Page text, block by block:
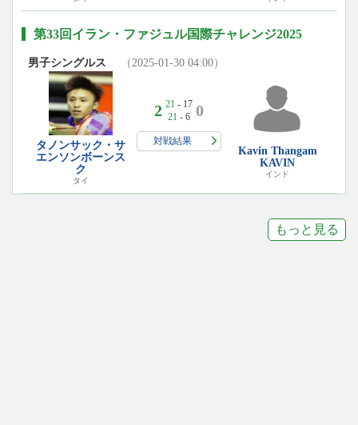
第33回イラン・ファジュル国際チャレンジ2025
男子シングルス （2025-01-30 04:00）
タノンサック・サ
エンソンボーンス
ク
タイ
2 21 - 17
21 - 6 0
対戦結果
Kavin Thangam
KAVIN
インド
もっと見る